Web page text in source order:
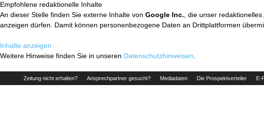
Empfohlene redaktionelle Inhalte
An dieser Stelle finden Sie externe Inhalte von Google Inc. , die unser
anzeigen dürfen. Damit können personenbezogene Daten an Drittplattformen
Inhalte anzeigen
Weitere Hinweise finden Sie in unseren Datenschutzhinweisen
Zeitung nicht erhalten? Ansprechpartner gesucht? Mediadaten Die Prospektverteiler E-